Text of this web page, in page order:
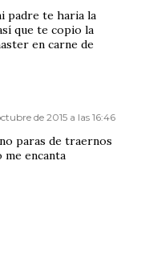
padre te haria la
que te copio la
en carne de
de 2015 a las 16:46
paras de traernos
me encanta